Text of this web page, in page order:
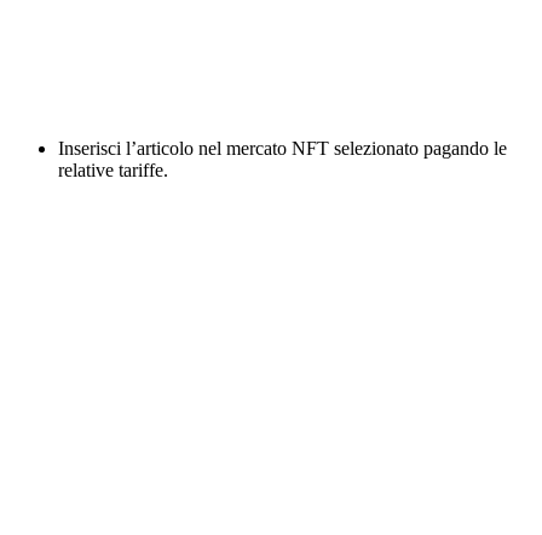
Inserisci l’articolo nel mercato NFT selezionato pagando le
relative tariffe.